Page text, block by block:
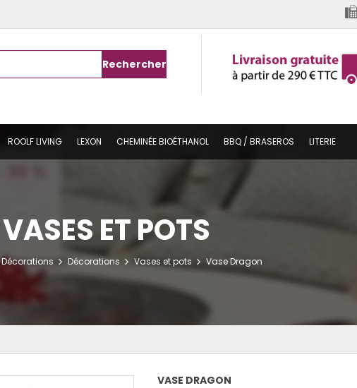
Rechercher
ROOLF LIVING LEXON CHEMINÉE BIOÉTHANOL BBQ / BRASEROS LITERIE
VASES ET POTS
Décorations Décorations Vases et pots Vase Dragon
VASE DRAGON